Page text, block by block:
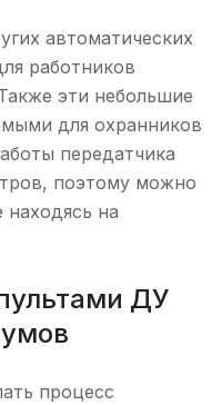
автоматических
работников
эти небольшие
для охранников
передатчика
поэтому можно
на
ДУ
процесс